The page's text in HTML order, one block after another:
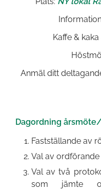
Kaffe &
Anmäl ditt
Dagordning
Fastställande av
Val av
Val av två
som jämte